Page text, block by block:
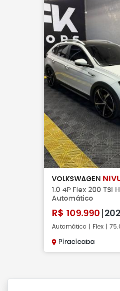
VOLKSWAGEN
1.0 4P Flex 200 TSI
Automático
R$ 109.990
Automático | Flex |
Piracicaba